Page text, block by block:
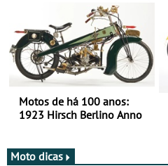
Motos de há 100 anos:
1923 Hirsch Berlino Anno
Moto dicas